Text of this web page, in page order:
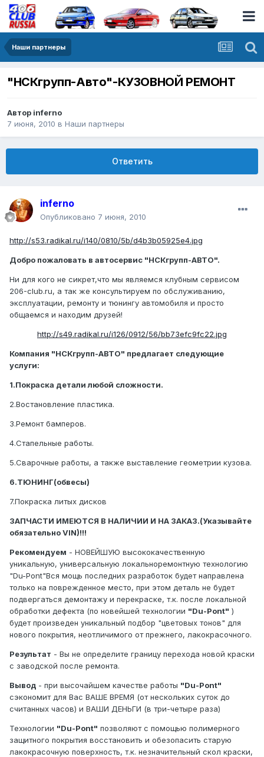
Наши партнеры
"НСКгрупп-Авто"-КУЗОВНОЙ РЕМОНТ
Автор inferno
7 июня, 2010 в Наши партнеры
Ответить
inferno
Опубликовано 7 июня, 2010
http://s53.radikal.ru/i140/0810/5b/d4b3b05925e4.jpg
Добро пожаловать в автосервис "НСКгрупп-АВТО".
Ни для кого не сикрет,что мы являемся клубным сервисом
206-club.ru, а так же консультируем по обслуживанию,
эксплуатации, ремонту и тюнингу автомобиля и просто
общаемся и находим друзей!
http://s49.radikal.ru/i126/0912/56/bb73efc9fc22.jpg
Компания "НСКгрупп-АВТО" предлагает следующие
услуги:
1.Покраска детали любой сложности.
2.Востановление пластика.
3.Ремонт бамперов.
4.Стапельные работы.
5.Сварочные работы, а также выставление геометрии кузова.
6.ТЮНИНГ(обвесы)
7.Покраска литых дисков
ЗАПЧАСТИ ИМЕЮТСЯ В НАЛИЧИИ И НА ЗАКАЗ.(Указывайте
обязательно VIN)!!!
Рекомендуем - НОВЕЙШУЮ высококачественную
уникальную, универсальную локальноремонтную технологию
"Du-Pont"Вся мощь последних разработок будет направлена
только на поврежденное место, при этом деталь не будет
подвергаться демонтажу и перекраске, т.к. после локальной
обработки дефекта (по новейшей технологии "Du-Pont" )
будет произведен уникальный подбор "цветовых тонов" для
нового покрытия, неотличимого от прежнего, лакокрасочного.
Результат - Вы не определите границу перехода новой краски
с заводской после ремонта.
Вывод - при высочайшем качестве работы "Du-Pont"
сэкономит для Вас ВАШЕ ВРЕМЯ (от нескольких суток до
считанных часов) и ВАШИ ДЕНЬГИ (в три-четыре раза)
Технологии "Du-Pont" позволяют с помощью полимерного
защитного покрытия восстановить и обезопасить старую
лакокрасочную поверхность, т.к. незначительный скол краски,